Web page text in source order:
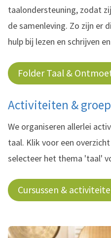
taalondersteuning, zodat
de samenleving. Zo zijn er
hulp bij lezen en schrijven
Folder Taal &
Activiteiten &
We organiseren allerlei
taal. Klik voor een
selecteer het thema 'taal'
Cursussen &